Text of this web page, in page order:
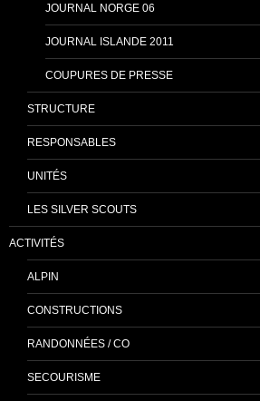
JOURNAL NORGE 06
JOURNAL ISLANDE 2011
COUPURES DE PRESSE
STRUCTURE
RESPONSABLES
UNITÉS
LES SILVER SCOUTS
ACTIVITÉS
ALPIN
CONSTRUCTIONS
RANDONNÉES / CO
SECOURISME